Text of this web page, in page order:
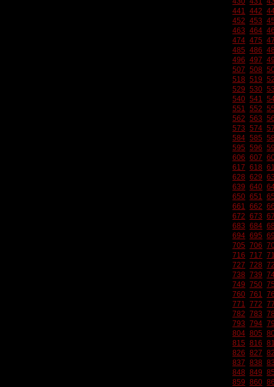
441 442
452 453
463 464
474 475
485 486
496 497
507 508
518 519
529 530
540 541
551 552
562 563
573 574
584 585
595 596
606 607
617 618
628 629
639 640
650 651
661 662
672 673
683 684
694 695
705 706
716 717
727 728
738 739
749 750
760 761
771 772
782 783
793 794
804 805
815 816
826 827
837 838
848 849
859 860